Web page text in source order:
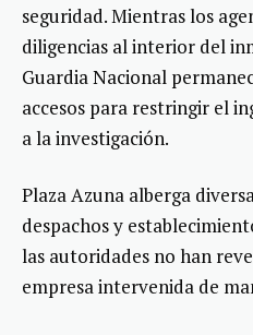
seguridad. Mientras los
diligencias al interior del
Guardia Nacional
accesos para restringir el
a la investigación.
Plaza Azuna alberga
despachos y
las autoridades no han
empresa intervenida de